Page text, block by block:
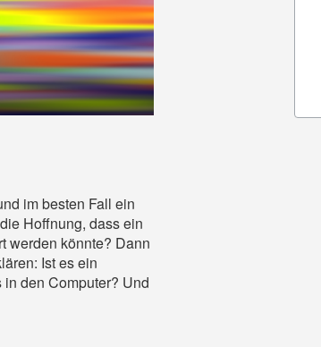
im besten Fall ein
Hoffnung, dass ein
werden könnte? Dann
Ist es ein
den Computer? Und